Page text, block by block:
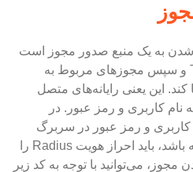
شدن به یک منبع صدور مجوز است
که می‌تواند گواهی سرور TLS و سپس مجوزهای مربوط به
این یعنی رایانه‌های متصل
نام کاربری و رمز عبور. در
و رمز عبور در سربرگ
مجوزهای ماشینی وجود داشته باشد، باید احراز هویت Radius را
مجوز، می‌توانید با توجه به کد زیر